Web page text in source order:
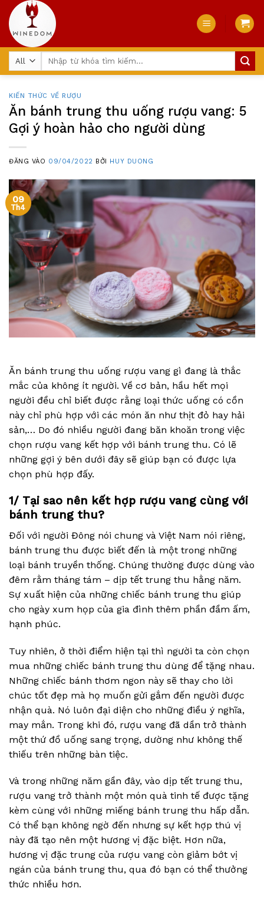
Skip
content
KIẾN THỨC VỀ RƯỢU
Ăn bánh trung thu uống rượu vang: 5
Gợi ý hoàn hảo cho người dùng
ĐĂNG VÀO 09/04/2022 BỞI HUY DUONG
09
Th4
Ăn bánh trung thu uống rượu vang gì đang là thắc
mắc của không ít người. Về cơ bản, hầu hết mọi
người đều chỉ biết được rằng loại thức uống có cồn
này chỉ phù hợp với các món ăn như thịt đỏ hay hải
sản,… Do đó nhiều người đang băn khoăn trong việc
chọn rượu vang kết hợp với bánh trung thu. Có lẽ
những gợi ý bên dưới đây sẽ giúp bạn có được lựa
chọn phù hợp đấy.
1/ Tại sao nên kết hợp rượu vang cùng với
bánh trung thu?
Đối với người Đông nói chung và Việt Nam nói riêng,
bánh trung thu được biết đến là một trong những
loại bánh truyền thống. Chúng thường được dùng vào
đêm rằm tháng tám – dịp tết trung thu hằng năm.
Sự xuất hiện của những chiếc bánh trung thu giúp
cho ngày xum họp của gia đình thêm phần đầm ấm,
hạnh phúc.
Tuy nhiên, ở thời điểm hiện tại thì người ta còn chọn
mua những chiếc bánh trung thu dùng để tặng nhau.
Những chiếc bánh thơm ngon này sẽ thay cho lời
chúc tốt đẹp mà họ muốn gửi gắm đến người được
nhận quà. Nó luôn đại diện cho những điều ý nghĩa,
may mắn. Trong khi đó, rượu vang đã dần trở thành
một thứ đồ uống sang trọng, dường như không thế
thiếu trên những bàn tiệc.
Và trong những năm gần đây, vào dịp tết trung thu,
rượu vang trở thành một món quà tinh tế được tặng
kèm cùng với những miếng bánh trung thu hấp dẫn.
Có thể bạn không ngờ đến nhưng sự kết hợp thú vị
này đã tạo nên một hương vị đặc biệt. Hơn nữa,
hương vị đặc trung của rượu vang còn giảm bớt vị
ngán của bánh trung thu, qua đó bạn có thể thưởng
thức nhiều hơn.